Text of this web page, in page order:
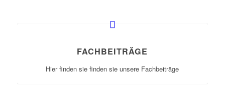
FACHBEITRÄGE
Hier finden sie finden sie unsere Fachbeiträge